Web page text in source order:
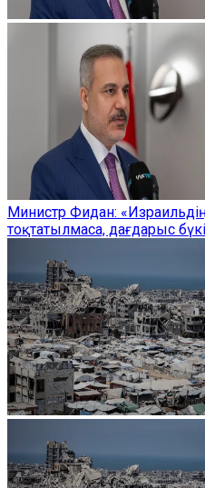
Министр Фидан:
тоқтатылмаса, дағдарыс